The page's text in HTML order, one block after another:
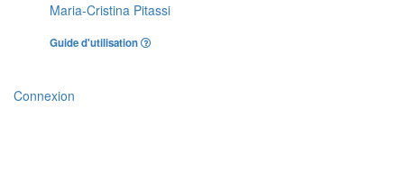
Maria-Cristina Pitassi
Guide d'utilisation
Connexion